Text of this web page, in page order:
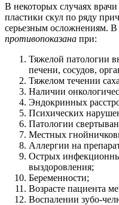
В некоторых случаях
пластики скул по ряду
серьезным осложнениям. В
противопоказана при:
Тяжелой патологии
печени, сосудов,
Тяжелом течении
Наличии
Эндокринных
Психических
Патологии
Местных
Аллергии на
Острых
выздоровления;
Беременности;
Возрасте пациента
Воспалении зубо-